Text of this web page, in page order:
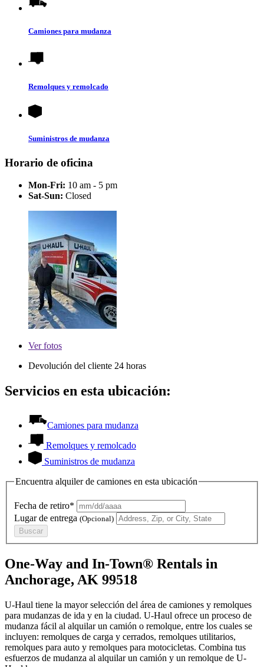
Camiones para mudanza
Remolques y remolcado
Suministros de mudanza
Horario de oficina
Mon-Fri: 10 am - 5 pm
Sat-Sun: Closed
Verfotos
Devolución del cliente 24 horas
Servicios en esta ubicación:
Camiones para mudanza
Remolques y remolcado
Suministros de mudanza
Encuentra alquiler de camiones en esta ubicación
Fecha de retiro*
Lugar de entrega (Opcional)
Buscar
One-Way and In-Town® Rentals in
Anchorage, AK 99518
U-Haul tiene la mayor selección del área de camiones y remolques
para mudanzas de ida y en la ciudad. U-Haul ofrece un proceso de
mudanza fácil al alquilar un camión o remolque, entre los cuales se
incluyen: remolques de carga y cerrados, remolques utilitarios,
remolques para auto y remolques para motocicletas. Combina tus
esfuerzos de mudanza al alquilar un camión y un remolque de U-